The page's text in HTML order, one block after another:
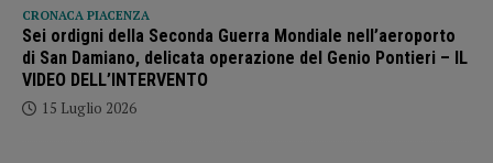
CRONACA PIACENZA
Sei ordigni della Seconda Guerra Mondiale nell’aeroporto
di San Damiano, delicata operazione del Genio Pontieri – IL
VIDEO DELL’INTERVENTO
15 Luglio 2026